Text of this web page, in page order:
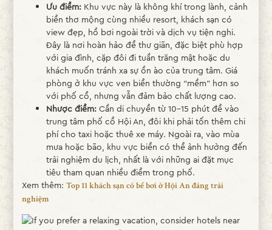
Ưu điểm:Khu vực này là không khí trong lành, cảnh
biển thơ mộng cùng nhiều resort, khách sạn có
view đẹp, hồ bơi ngoài trời và dịch vụ tiện nghi.
Đây là nơi hoàn hảo để thư giãn, đặc biệt phù hợp
với gia đình, cặp đôi đi tuần trăng mật hoặc du
khách muốn tránh xa sự ồn ào của trung tâm. Giá
phòng ở khu vực ven biển thường “mềm” hơn so
với phố cổ, nhưng vẫn đảm bảo chất lượng cao.
Nhược điểm:Cần di chuyển từ 10–15 phút để vào
trung tâm phố cổ Hội An, đôi khi phải tốn thêm chi
phí cho taxi hoặc thuê xe máy. Ngoài ra, vào mùa
mưa hoặc bão, khu vực biển có thể ảnh hưởng đến
trải nghiệm du lịch, nhất là với những ai đặt mục
tiêu tham quan nhiều điểm trong phố.
Xem thêm: Top 11 khách sạn có bể bơi ở Hội An đáng trải
nghiệm